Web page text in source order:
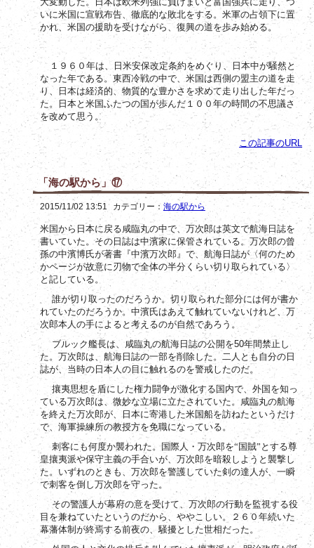
大変動した。日本は欧米列強に負けまいと富国強兵に走り、つ
いに米国に宣戦布告、徹底的な敗北をする。米軍の占領下に置
かれ、米国の援助を受けながら、復興の道を歩み始める。
１９６０年は、日米安保改定条約をめぐり、日本中が騒然と
なった年である。東西冷戦の中で、米国は西側の盟主の道を走
り、日本は経済的、物質的な豊かさを求めて走り出した年だっ
た。日本と米国ふたつの国が歩んだ１００年の時間の不思議さ
を改めて思う。
この記事のURL
「海の駅から」⑰
2015/11/02 13:51 カテゴリー： 海の駅から
米国から日本に戻る咸臨丸の中で、万次郎は英文で航海日誌を
書いていた。その日誌は中濱家に保管されている。万次郎の曾
孫の中濱博氏が著書『中濱万次郎』で、航海日誌が〈何のため
かページが故意に刃物で全体の半分くらい切り取られている〉
と記している。
誰が切り取ったのだろうか。切り取られた部分には何が書か
れていたのだろうか。中濱氏はあえて触れていないけれど、万
次郎本人の手によると考えるのが自然であろう。
ブルック艦長は、咸臨丸の航海日誌の公開を50年間禁止し
た。万次郎は、航海日誌の一部を削除した。二人とも自分の日
誌が、当時の日本人の目に触れるのを警戒したのだ。
攘夷思想を盾にした権力闘争が激化する国内で、外国を知っ
ている万次郎は、微妙な立場に立たされていた。咸臨丸の航海
を終えた万次郎が、日本に寄港した米国船を訪ねたというだけ
で、海軍操練所の教授方を免職になっている。
刺客にも何度か襲われた。国際人・万次郎を“国賊”とする尊
皇攘夷派や保守主義の手合いが、万次郎を暗殺しようと襲撃し
た。いずれのときも、万次郎を警護していた剣の達人が、一瞬
で刺客を倒し万次郎を守った。
その警護人が幕府の意を受けて、万次郎の行動を監視する役
目を兼ねていたというのだから、ややこしい。２６０年続いた
幕藩体制が終焉する前夜の、騒擾とした世相だった。